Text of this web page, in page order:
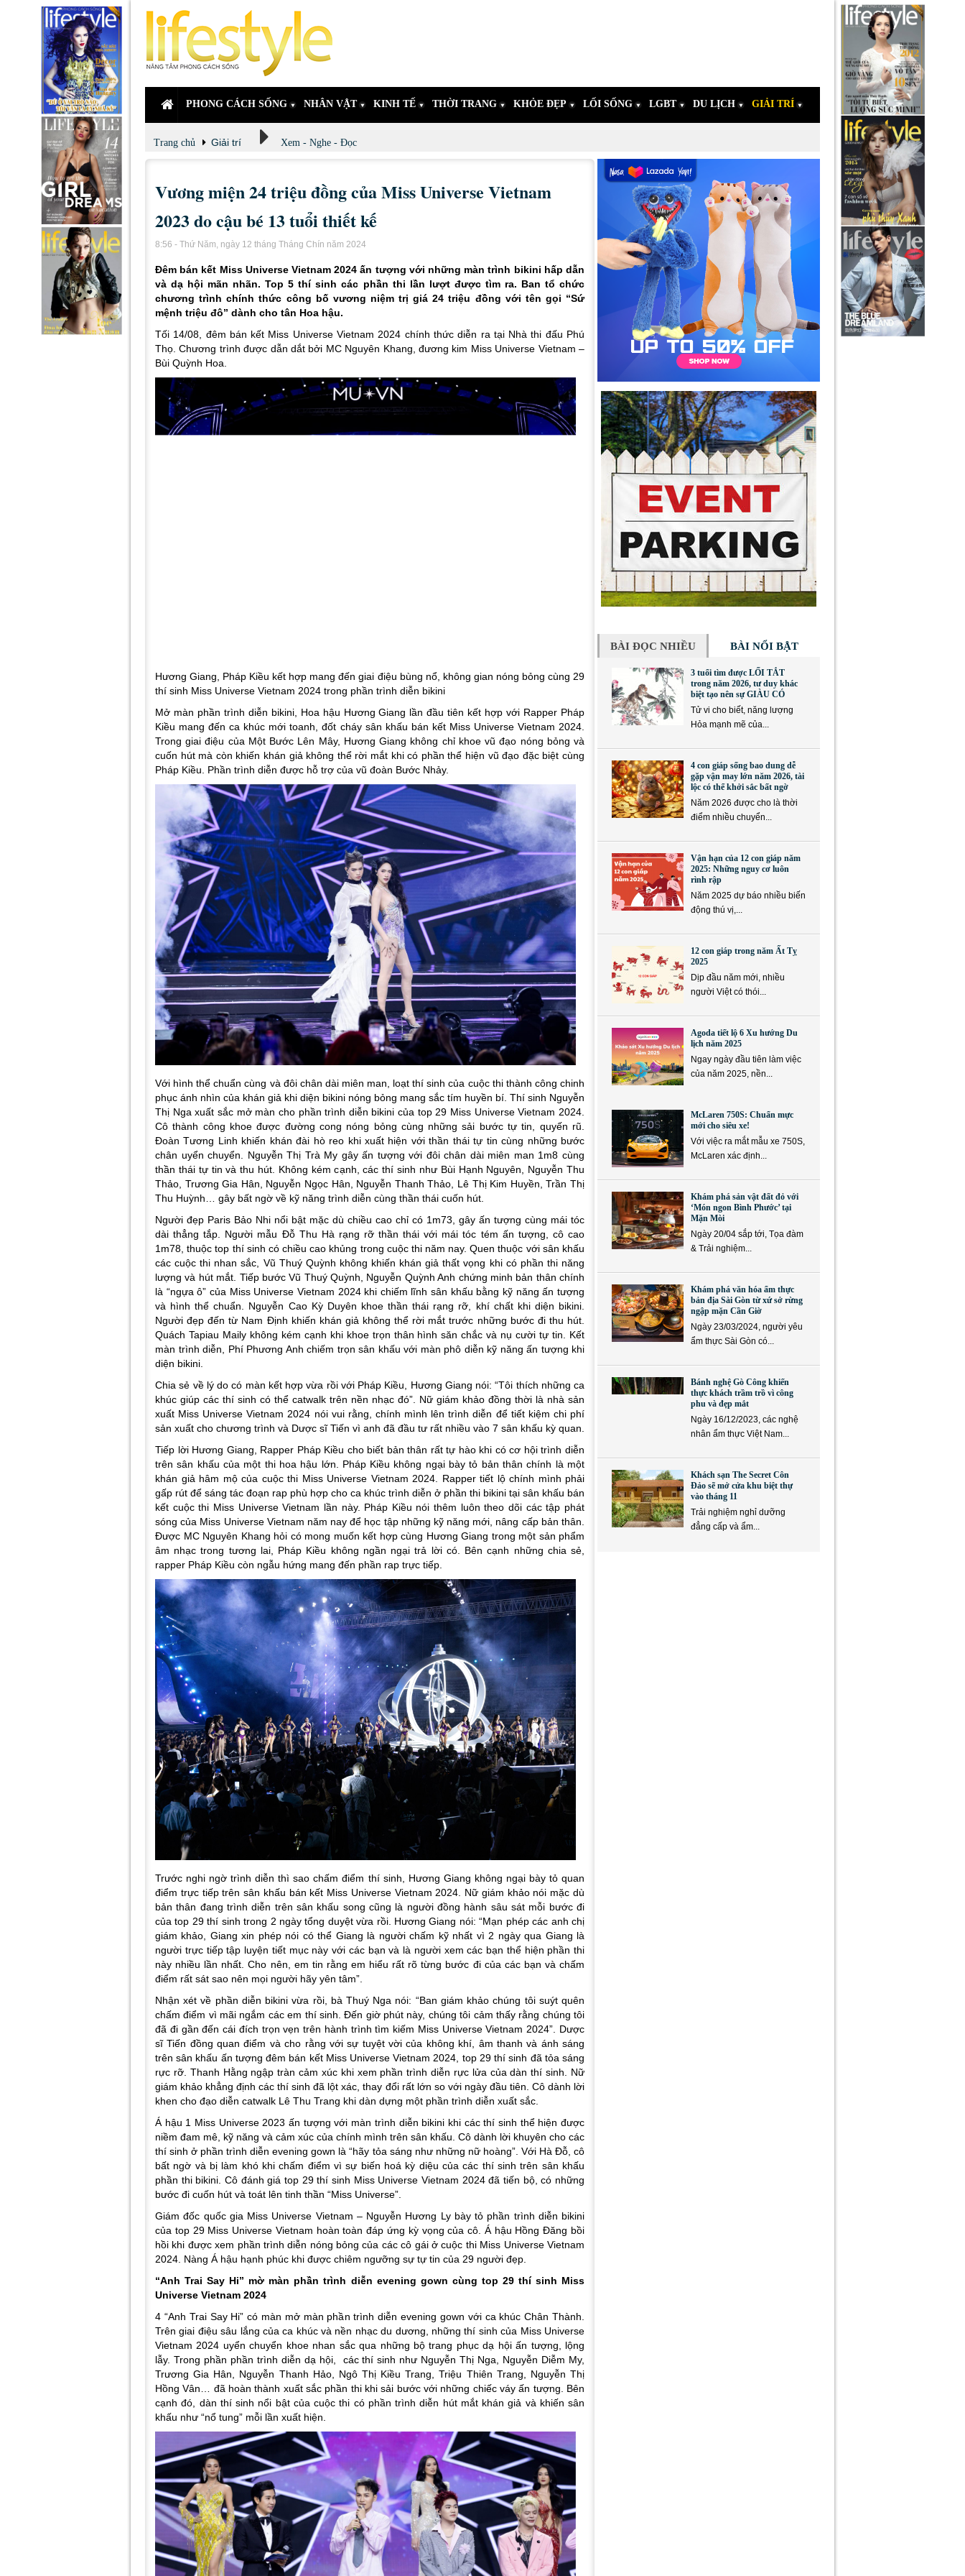
PHONG CÁCH SỐNG NHÂN VẬT KINH TẾ THỜI TRANG KHỎE ĐẸP LỐI SỐNG LGBT DU LỊCH GIẢI TRÍ
Trang chủ Giải trí Xem - Nghe - Đọc
Vương miện 24 triệu đồng của Miss Universe Vietnam
2023 do cậu bé 13 tuổi thiết kế
8:56 - Thứ Năm, ngày 12 tháng Tháng Chín năm 2024
Đêm bán kết Miss Universe Vietnam 2024 ấn tượng với những màn trình bikini hấp dẫn
và dạ hội mãn nhãn. Top 5 thí sinh các phần thi lần lượt được tìm ra. Ban tổ chức
chương trình chính thức công bố vương niệm trị giá 24 triệu đồng với tên gọi “Sứ
mệnh triệu đô” dành cho tân Hoa hậu.
Tối 14/08, đêm bán kết Miss Universe Vietnam 2024 chính thức diễn ra tại Nhà thi đấu Phú
Thọ. Chương trình được dẫn dắt bởi MC Nguyên Khang, đương kim Miss Universe Vietnam –
Bùi Quỳnh Hoa.
Hương Giang, Pháp Kiều kết hợp mang đến giai điệu bùng nổ, không gian nóng bỏng cùng 29
thí sinh Miss Universe Vietnam 2024 trong phần trình diễn bikini
Mở màn phần trình diễn bikini, Hoa hậu Hương Giang lần đầu tiên kết hợp với Rapper Pháp
Kiều mang đến ca khúc mới toanh, đốt cháy sân khấu bán kết Miss Universe Vietnam 2024.
Trong giai điệu của Một Bước Lên Mây, Hương Giang không chỉ khoe vũ đạo nóng bỏng và
cuốn hút mà còn khiến khán giả không thể rời mắt khi có phần thể hiện vũ đạo đặc biệt cùng
Pháp Kiều. Phần trình diễn được hỗ trợ của vũ đoàn Bước Nhảy.
Với hình thể chuẩn cùng và đôi chân dài miên man, loạt thí sinh của cuộc thi thành công chinh
phục ánh nhìn của khán giả khi diện bikini nóng bỏng mang sắc tím huyền bí. Thí sinh Nguyễn
Thị Nga xuất sắc mở màn cho phần trình diễn bikini của top 29 Miss Universe Vietnam 2024.
Cô thành công khoe được đường cong nóng bỏng cùng những sải bước tự tin, quyến rũ.
Đoàn Tương Linh khiến khán đài hò reo khi xuất hiện với thần thái tự tin cùng những bước
chân uyển chuyển. Nguyễn Thị Trà My gây ấn tượng với đôi chân dài miên man 1m8 cùng
thần thái tự tin và thu hút. Không kém cạnh, các thí sinh như Bùi Hạnh Nguyên, Nguyễn Thu
Thảo, Trương Gia Hân, Nguyễn Ngọc Hân, Nguyễn Thanh Thảo, Lê Thị Kim Huyền, Trần Thị
Thu Huỳnh… gây bất ngờ về kỹ năng trình diễn cùng thần thái cuốn hút.
Người đẹp Paris Bảo Nhi nổi bật mặc dù chiều cao chỉ có 1m73, gây ấn tượng cùng mái tóc
dài thẳng tắp. Người mẫu Đỗ Thu Hà rạng rỡ thần thái với mái tóc tém ấn tượng, cô cao
1m78, thuộc top thí sinh có chiều cao khủng trong cuộc thi năm nay. Quen thuộc với sân khấu
các cuộc thi nhan sắc, Vũ Thuý Quỳnh không khiến khán giả thất vọng khi có phần thi năng
lượng và hút mắt. Tiếp bước Vũ Thuý Quỳnh, Nguyễn Quỳnh Anh chứng minh bản thân chính
là “ngựa ô” của Miss Universe Vietnam 2024 khi chiếm lĩnh sân khấu bằng kỹ năng ấn tượng
và hình thể chuẩn. Nguyễn Cao Kỳ Duyên khoe thần thái rạng rỡ, khí chất khi diện bikini.
Người đẹp đến từ Nam Định khiến khán giả không thể rời mắt trước những bước đi thu hút.
Quách Tapiau Maily không kém cạnh khi khoe trọn thân hình săn chắc và nụ cười tự tin. Kết
màn trình diễn, Phí Phương Anh chiếm trọn sân khấu với màn phô diễn kỹ năng ấn tượng khi
diện bikini.
Chia sẻ về lý do có màn kết hợp vừa rồi với Pháp Kiều, Hương Giang nói: “Tôi thích những ca
khúc giúp các thí sinh có thể catwalk trên nền nhạc đó”. Nữ giám khảo đồng thời là nhà sản
xuất Miss Universe Vietnam 2024 nói vui rằng, chính mình lên trình diễn để tiết kiệm chi phí
sản xuất cho chương trình và Dược sĩ Tiến vì anh đã đầu tư rất nhiều vào 7 sân khấu kỳ quan.
Tiếp lời Hương Giang, Rapper Pháp Kiều cho biết bản thân rất tự hào khi có cơ hội trình diễn
trên sân khấu của một thi hoa hậu lớn. Pháp Kiều không ngại bày tỏ bản thân chính là một
khán giả hâm mộ của cuộc thi Miss Universe Vietnam 2024. Rapper tiết lộ chính mình phải
gấp rút để sáng tác đoạn rap phù hợp cho ca khúc trình diễn ở phần thi bikini tại sân khấu bán
kết cuộc thi Miss Universe Vietnam lần này. Pháp Kiều nói thêm luôn theo dõi các tập phát
sóng của Miss Universe Vietnam năm nay để học tập những kỹ năng mới, nâng cấp bản thân.
Được MC Nguyên Khang hỏi có mong muốn kết hợp cùng Hương Giang trong một sản phẩm
âm nhạc trong tương lai, Pháp Kiều không ngần ngại trả lời có. Bên cạnh những chia sẻ,
rapper Pháp Kiều còn ngẫu hứng mang đến phần rap trực tiếp.
Trước nghi ngờ trình diễn thì sao chấm điểm thí sinh, Hương Giang không ngại bày tỏ quan
điểm trực tiếp trên sân khấu bán kết Miss Universe Vietnam 2024. Nữ giám khảo nói mặc dù
bản thân đang trình diễn trên sân khấu song cũng là người đồng hành sâu sát mỗi bước đi
của top 29 thí sinh trong 2 ngày tổng duyệt vừa rồi. Hương Giang nói: “Mạn phép các anh chị
giám khảo, Giang xin phép nói có thể Giang là người chấm kỹ nhất vì 2 ngày qua Giang là
người trực tiếp tập luyện tiết mục này với các bạn và là người xem các bạn thể hiện phần thi
này nhiều lần nhất. Cho nên, em tin rằng em hiểu rất rõ từng bước đi của các bạn và chấm
điểm rất sát sao nên mọi người hãy yên tâm”.
Nhận xét về phần diễn bikini vừa rồi, bà Thuý Nga nói: “Ban giám khảo chúng tôi suýt quên
chấm điểm vì mãi ngắm các em thí sinh. Đến giờ phút này, chúng tôi cảm thấy rằng chúng tôi
đã đi gần đến cái đích trọn vẹn trên hành trình tìm kiếm Miss Universe Vietnam 2024” . Dược
sĩ Tiến đồng quan điểm và cho rằng với sự tuyệt vời của không khí, âm thanh và ánh sáng
trên sân khấu ấn tượng đêm bán kết Miss Universe Vietnam 2024, top 29 thí sinh đã tỏa sáng
rực rỡ. Thanh Hằng ngập tràn cảm xúc khi xem phần trình diễn rực lửa của dàn thí sinh. Nữ
giám khảo khẳng định các thí sinh đã lột xác, thay đổi rất lớn so với ngày đầu tiên. Cô dành lời
khen cho đạo diễn catwalk Lê Thu Trang khi dàn dựng một phần trình diễn xuất sắc.
Á hậu 1 Miss Universe 2023 ấn tượng với màn trình diễn bikini khi các thí sinh thể hiện được
niềm đam mê, kỹ năng và cảm xúc của chính mình trên sân khấu. Cô dành lời khuyên cho các
thí sinh ở phần trình diễn evening gown là “hãy tỏa sáng như những nữ hoàng”. Với Hà Đỗ, cô
bất ngờ và bị làm khó khi chấm điểm vì sự biến hoá kỳ diệu của các thí sinh trên sân khấu
phần thi bikini. Cô đánh giá top 29 thí sinh Miss Universe Vietnam 2024 đã tiến bộ, có những
bước đi cuốn hút và toát lên tinh thần “Miss Universe”.
Giám đốc quốc gia Miss Universe Vietnam – Nguyễn Hương Ly bày tỏ phần trình diễn bikini
của top 29 Miss Universe Vietnam hoàn toàn đáp ứng kỳ vọng của cô. Á hậu Hồng Đăng bồi
hồi khi được xem phần trình diễn nóng bỏng của các cô gái ở cuộc thi Miss Universe Vietnam
2024. Nàng Á hậu hạnh phúc khi được chiêm ngưỡng sự tự tin của 29 người đẹp.
“Anh Trai Say Hi” mờ màn phần trình diễn evening gown cùng top 29 thí sinh Miss
Universe Vietnam 2024
4 “Anh Trai Say Hi” có màn mở màn phần trình diễn evening gown với ca khúc Chân Thành.
Trên giai điệu sâu lắng của ca khúc và nền nhạc du dương, những thí sinh của Miss Universe
Vietnam 2024 uyển chuyển khoe nhan sắc qua những bộ trang phục dạ hội ấn tượng, lộng
lẫy. Trong phần phần trình diễn dạ hội, các thí sinh như Nguyễn Thị Nga, Nguyễn Diễm My,
Trương Gia Hân, Nguyễn Thanh Hảo, Ngô Thị Kiều Trang, Triệu Thiên Trang, Nguyễn Thị
Hồng Vân… đã hoàn thành xuất sắc phần thi khi sải bước với những chiếc váy ấn tượng. Bên
cạnh đó, dàn thí sinh nổi bật của cuộc thi có phần trình diễn hút mắt khán giả và khiến sân
khấu như “nổ tung” mỗi lần xuất hiện.
BÀI ĐỌC NHIỀU BÀI NỔI BẬT
3 tuổi tìm được LỐI TẮT
trong năm 2026, tư duy khác
biệt tạo nên sự GIÀU CÓ
Tử vi cho biết, năng lượng
Hỏa mạnh mẽ của...
4 con giáp sống bao dung dễ
gặp vận may lớn năm 2026, tài
lộc có thể khởi sắc bất ngờ
Năm 2026 được cho là thời
điểm nhiều chuyển...
Vận hạn của 12 con giáp năm
2025: Những nguy cơ luôn
rình rập
Năm 2025 dự báo nhiều biến
động thú vị,...
12 con giáp trong năm Ất Tỵ
2025
Dịp đầu năm mới, nhiều
người Việt có thói...
Agoda tiết lộ 6 Xu hướng Du
lịch năm 2025
Ngay ngày đầu tiên làm việc
của năm 2025, nền...
McLaren 750S: Chuẩn mực
mới cho siêu xe!
Với việc ra mắt mẫu xe 750S,
McLaren xác định...
Khám phá sản vật đất đỏ với
‘Món ngon Bình Phước’ tại
Mặn Mòi
Ngày 20/04 sắp tới, Tọa đàm
& Trải nghiệm...
Khám phá văn hóa ẩm thực
bản địa Sài Gòn từ xứ sở rừng
ngập mặn Cần Giờ
Ngày 23/03/2024, người yêu
ẩm thực Sài Gòn có...
Bánh nghệ Gò Công khiến
thực khách trầm trồ vì công
phu và đẹp mắt
Ngày 16/12/2023, các nghệ
nhân ẩm thực Việt Nam...
Khách sạn The Secret Côn
Đảo sẽ mở cửa khu biệt thự
vào tháng 11
Trải nghiệm nghỉ dưỡng
đẳng cấp và ẩm...